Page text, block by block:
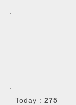
Today : 275